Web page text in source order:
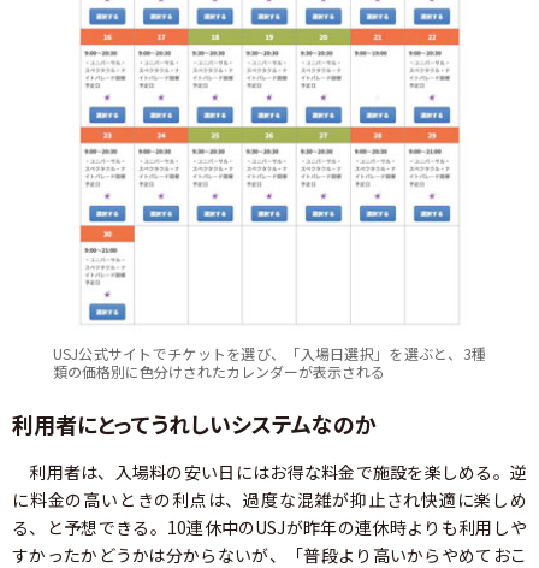
USJ公式サイトでチケットを選び、「入場日選択」を選ぶと、3種
類の価格別に色分けされたカレンダーが表示される
利用者にとってうれしいシステムなのか
利用者は、入場料の安い日にはお得な料金で施設を楽しめる。逆
に料金の高いときの利点は、過度な混雑が抑止され快適に楽しめ
る、と予想できる。10連休中のUSJが昨年の連休時よりも利用しや
すかったかどうかは分からないが、「普段より高いからやめておこ